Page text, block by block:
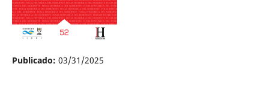
Publicado: 03/31/2025